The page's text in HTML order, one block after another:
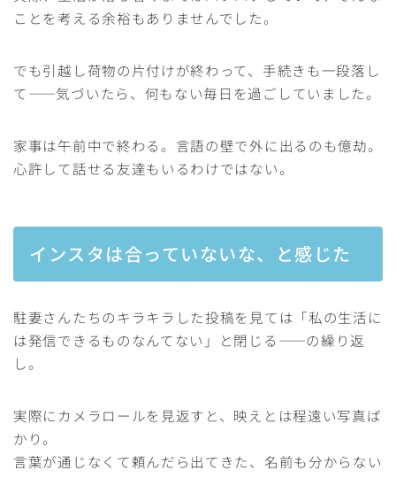
ことを考える余裕もありませんでした。
でも引越し荷物の片付けが終わって、手続きも一段落し
て——気づいたら、何もない毎日を過ごしていました。
家事は午前中で終わる。言語の壁で外に出るのも億劫。
心許して話せる友達もいるわけではない。
インスタは合っていないな、と感じた
駐妻さんたちのキラキラした投稿を見ては「私の生活に
は発信できるものなんてない」と閉じる——の繰り返
し。
実際にカメラロールを見返すと、映えとは程遠い写真ば
かり。
言葉が通じなくて頼んだら出てきた、名前も分からない